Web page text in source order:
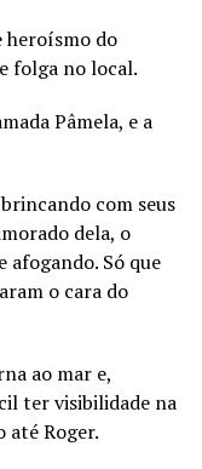
heroísmo do
folga no local.
Pâmela, e a
com seus
dela, o
afogando. Só que
o cara do
ao mar e,
ter visibilidade na
até Roger.